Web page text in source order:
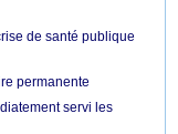
de santé publique
permanente
servi les